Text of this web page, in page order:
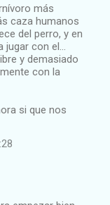
más
caza humanos
del perro, y en
jugar con el…
y demasiado
con la
si que nos